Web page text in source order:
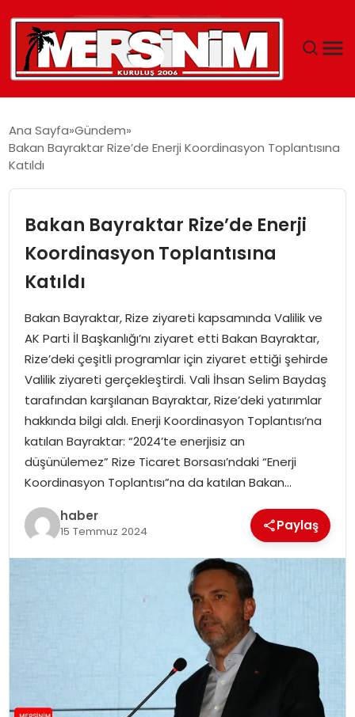
YAŞAM
EĞITIM
SPOR
EKONOMI
MAGAZIN
DÜNYA
OTOMOBIL
Ana Sayfa Gündem
Bakan Bayraktar Rize’de Enerji Koordinasyon Toplantısına
Katıldı
Bakan Bayraktar Rize’de Enerji
Koordinasyon Toplantısına
Katıldı
Bakan Bayraktar, Rize ziyareti kapsamında Valilik ve
AK Parti İl Başkanlığı’nı ziyaret etti Bakan Bayraktar,
Rize’deki çeşitli programlar için ziyaret ettiği şehirde
Valilik ziyareti gerçekleştirdi. Vali İhsan Selim Baydaş
tarafından karşılanan Bayraktar, Rize’deki yatırımlar
hakkında bilgi aldı. Enerji Koordinasyon Toplantısı’na
katılan Bayraktar: “2024’te enerjisiz an
düşünülemez” Rize Ticaret Borsası’ndaki “Enerji
Koordinasyon Toplantısı”na da katılan Bakan…
haber
15 Temmuz 2024 Paylaş